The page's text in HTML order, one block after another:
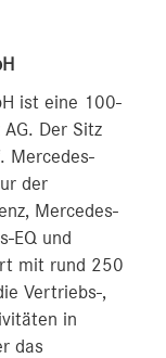
ist eine 100-
AG. Der Sitz
Mercedes-
der
Mercedes-
EQ und
mit rund 250
Vertriebs-,
in
das